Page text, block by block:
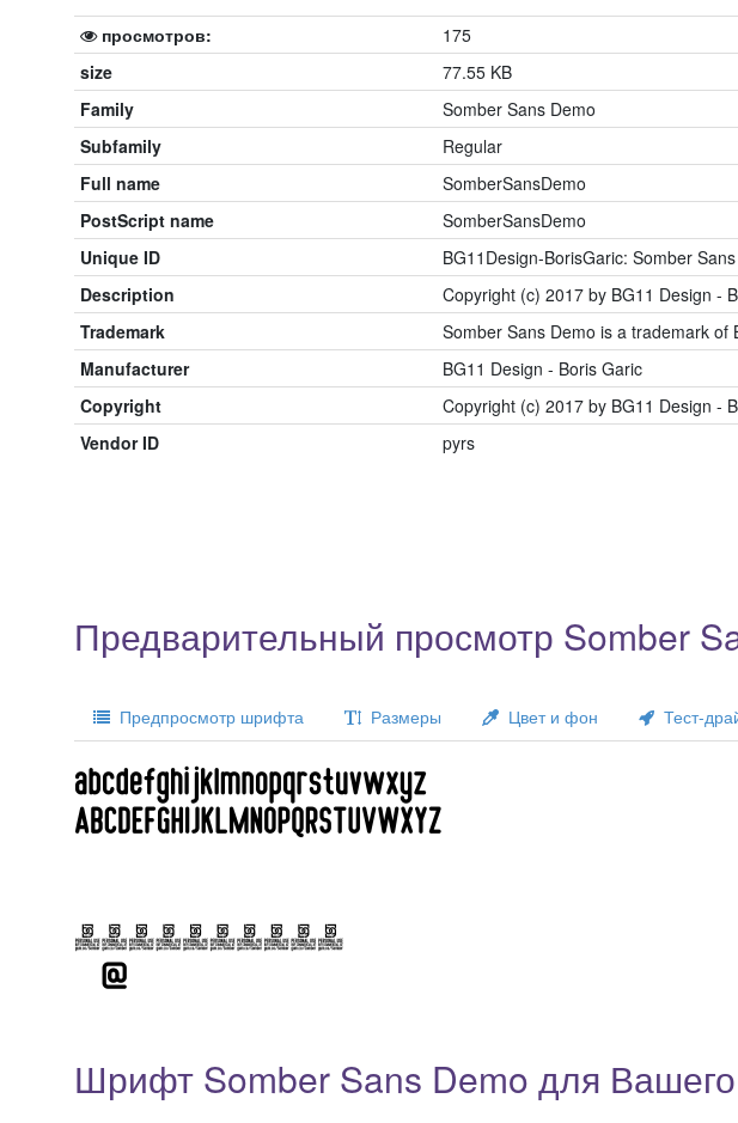
просмотров:
175
size
77.55 KB
Family
Somber Sans Demo
Subfamily
Regular
Full name
SomberSansDemo
PostScript name
SomberSansDemo
Unique ID
BG11Design-BorisGaric: Somber
Description
Copyright (c) 2017 by BG11 Design -
Trademark
Somber Sans Demo is a trademark of
Manufacturer
BG11 Design - Boris Garic
Copyright
Copyright (c) 2017 by BG11 Design -
Vendor ID
pyrs
Предварительный просмотр Somber
Предпросмотр шрифта Размеры Цвет и фон Тест-
Шрифт Somber Sans Demo для